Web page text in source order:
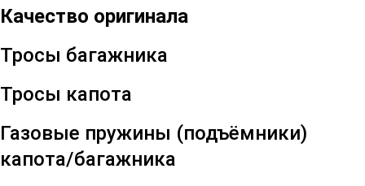
Качество оригинала
Тросы багажника
Тросы капота
Газовые пружины (подъёмники)
капота/багажника